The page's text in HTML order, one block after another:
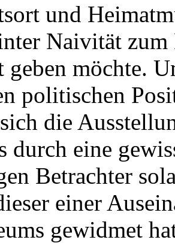
und
Naivität zum
möchte.
politischen
die
durch eine
Betrachter
einer
gewidmet